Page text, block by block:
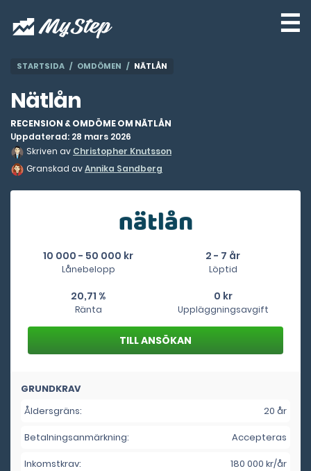
☰
STARTSIDA OMDÖMEN NÄTLÅN
Nätlån
RECENSION & OMDÖME OM NÄTLÅN
Uppdaterad: 28 mars 2026
Skriven av Christopher Knutsson
Granskad avAnnika Sandberg
10 000 - 50 000 kr
Lånebelopp
2 - 7 år
Löptid
20,71 %
Ränta
0 kr
Uppläggningsavgift
GRUNDKRAV
Åldersgräns:
20 år
Betalningsanmärkning:
Accepteras
Inkomstkrav:
180 000 kr/år